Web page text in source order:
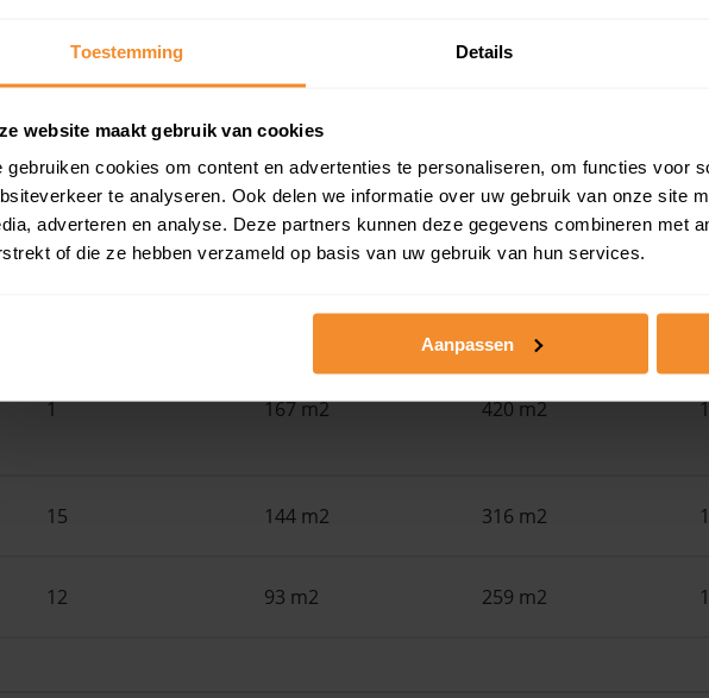
Toestemming Details
website maakt gebruik van cookies
gebruiken cookies om content en advertenties te personaliseren, om functies voor
te analyseren. Ook delen we informatie over uw gebruik van onze site
adverteren en analyse. Deze partners kunnen deze gegevens combineren met
of die ze hebben verzameld op basis van uw gebruik van hun services.
Aanpassen
woningen in de buurt
Huisnr. Woonoppervlak
28 154 m2 5.540 m2
1 167 m2 420 m2
15 144 m2 316 m2
12 93 m2 259 m2